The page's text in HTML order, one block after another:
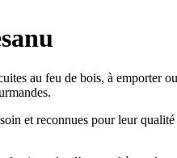
au feu de bois, à emporter
et reconnues pour leur